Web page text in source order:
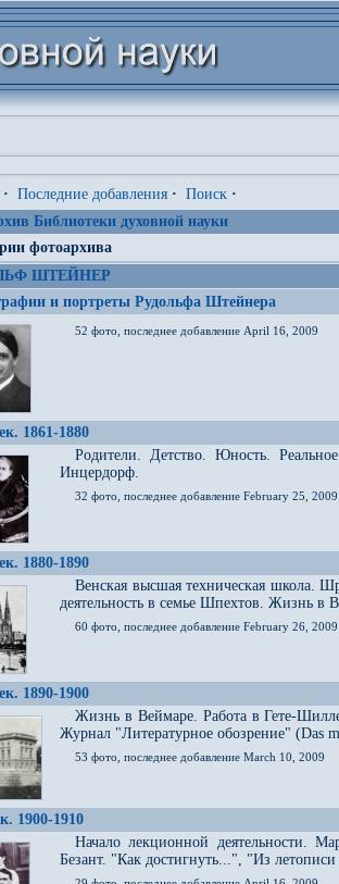
· Последние добавления · Поиск ·
Библиотеки духовной науки
фотоархива
ШТЕЙНЕР
и портреты Рудольфа Штейнера
52 фото, последнее добавление April 16, 2009
1861-1880
Родители. Детство. Юность.
Инцердорф.
32 фото, последнее добавление February 25, 2009
1880-1890
Венская высшая техническая школа.
деятельность в семье Шпехтов. Жизнь в
60 фото, последнее добавление February 26, 2009
1890-1900
Жизнь в Веймаре. Работа в Гете-
Журнал "Литературное обозрение" (Das
53 фото, последнее добавление March 10, 2009
1900-1910
Начало лекционной деятельности.
Безант. "Как достигнуть...", "Из